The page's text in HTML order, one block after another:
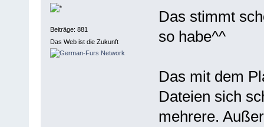
Beiträge: 881
Das Web ist die Zukunft
Das stimmt
so habe^^
Das mit dem
Dateien sich
mehrere.